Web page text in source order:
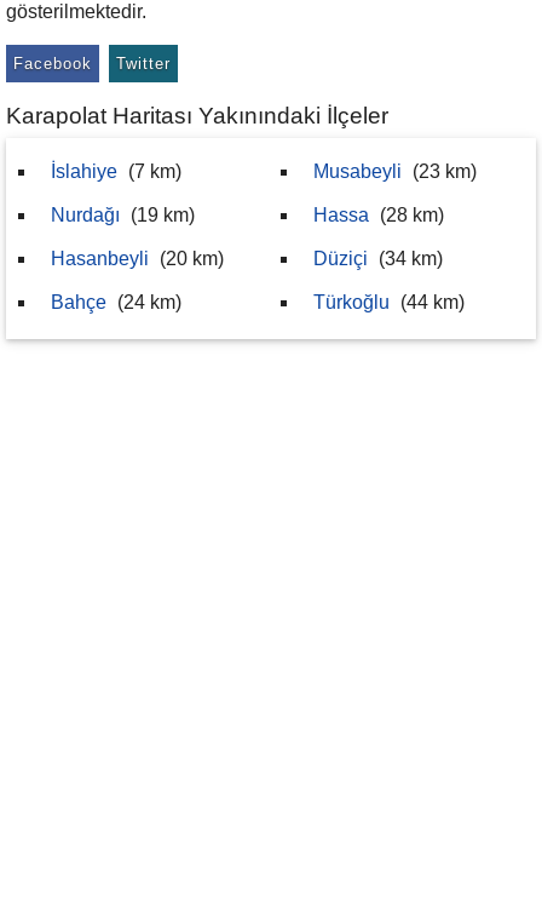
gösterilmektedir.
Facebook Twitter
Karapolat Haritası Yakınındaki İlçeler
İslahiye (7 km)
Nurdağı (19 km)
Hasanbeyli (20 km)
Bahçe (24 km)
Musabeyli (23 km)
Hassa (28 km)
Düziçi (34 km)
Türkoğlu (44 km)